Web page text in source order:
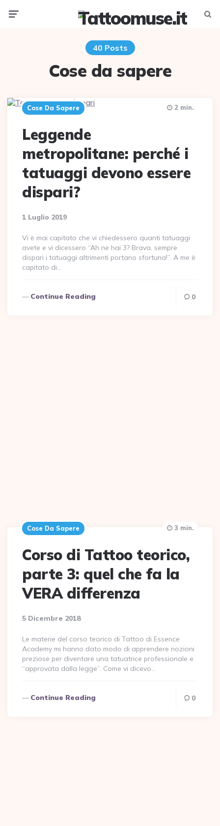
40 Posts
Cose da sapere
Cose Da Sapere
Leggende
metropolitane: perché i
tatuaggi devono essere
dispari?
1 Luglio 2019
2 min.
Vi è mai capitato che vi chiedessero quanti tatuaggi
avete e vi dicessero “Ah ne hai 3? Brava, sempre
dispari i tatuaggi altrimenti portano sfortuna!”. A me è
capitato di…
Continue Reading 0
Cose Da Sapere
Corso di Tattoo teorico,
parte 3: quel che fa la
VERA differenza
5 Dicembre 2018
3 min.
Le materie del corso teorico di Tattoo di Essence
Academy mi hanno dato modo di apprendere nozioni
preziose per diventare una tatuatrice professionale e
“approvata dalla legge”. Come vi dicevo…
Continue Reading 0